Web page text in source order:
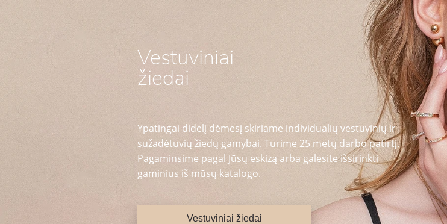
Vestuviniai
žiedai
Ypatingai didelį dėmesį skiriame individualių vestuvinių ir
sužadėtuvių žiedų gamybai. Turime 25 metų darbo patirtį.
Pagaminsime pagal Jūsų eskizą arba galėsite išsirinkti
gaminius iš mūsų katalogo.
Vestuviniai žiedai